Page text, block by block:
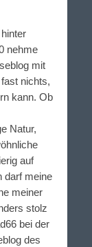
nehme
mit
nichts,
kann. Ob
Natur,
auf
darf meine
meiner
stolz
bei der
des